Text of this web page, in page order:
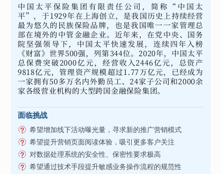
中国太平保险集团有限责任公司，简称“中国太
平”，于1929年在上海创立，是我国历史上持续经营
最为悠久的民族保险品牌，也是我国唯一一家管理总
部在境外的中管金融企业。近年来，在党中央、国务
院坚强领导下，中国太平快速发展，连续四年入榜
《财富》世界500强，列第344位。2020年，中国太平
总保费突破2000亿元，经营收入2446亿元，总资产
9818亿元，管理资产规模超过1.77万亿元，已经成为
一家拥有50多万名内外勤员工、24家子公司和2000余
家各级营业机构的大型跨国金融保险集团。
面临挑战
希望增加线下活动曝光量，寻求新的推广营销模式
希望提升营销页面阅读体验，吸引更多客户关注
对数据处理系统的安全性、保密性要求极高
希望通过技术手段提升敏感业务操作流程的规范性